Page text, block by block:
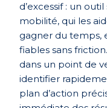
d’excessif : un
mobilité, qui les
gagner du temps,
fiables sans
dans un point de
identifier
plan d’action